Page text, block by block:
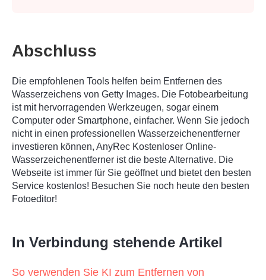
Abschluss
Die empfohlenen Tools helfen beim Entfernen des
Wasserzeichens von Getty Images. Die Fotobearbeitung
ist mit hervorragenden Werkzeugen, sogar einem
Computer oder Smartphone, einfacher. Wenn Sie jedoch
nicht in einen professionellen Wasserzeichenentferner
investieren können, AnyRec Kostenloser Online-
Wasserzeichenentferner ist die beste Alternative. Die
Webseite ist immer für Sie geöffnet und bietet den besten
Service kostenlos! Besuchen Sie noch heute den besten
Fotoeditor!
In Verbindung stehende Artikel
So verwenden Sie KI zum Entfernen von